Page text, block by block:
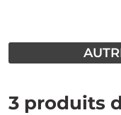
3 produits